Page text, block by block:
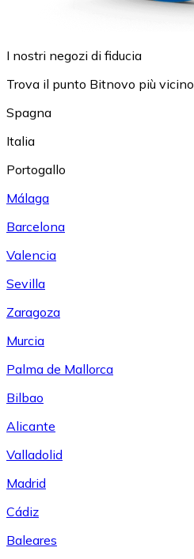
I nostri negozi di fiducia
Trova il punto Bitnovo più vicino
Spagna
Italia
Portogallo
Málaga
Barcelona
Valencia
Sevilla
Zaragoza
Murcia
Palma de Mallorca
Bilbao
Alicante
Valladolid
Madrid
Cádiz
Baleares